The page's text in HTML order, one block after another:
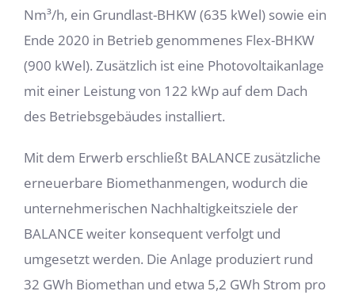
Nm³/h, ein Grundlast-BHKW (635 kWel) sowie ein
Ende 2020 in Betrieb genommenes Flex-BHKW
(900 kWel). Zusätzlich ist eine Photovoltaikanlage
mit einer Leistung von 122 kWp auf dem Dach
des Betriebsgebäudes installiert.
Mit dem Erwerb erschließt BALANCE zusätzliche
erneuerbare Biomethanmengen, wodurch die
unternehmerischen Nachhaltigkeitsziele der
BALANCE weiter konsequent verfolgt und
umgesetzt werden. Die Anlage produziert rund
32 GWh Biomethan und etwa 5,2 GWh Strom pro